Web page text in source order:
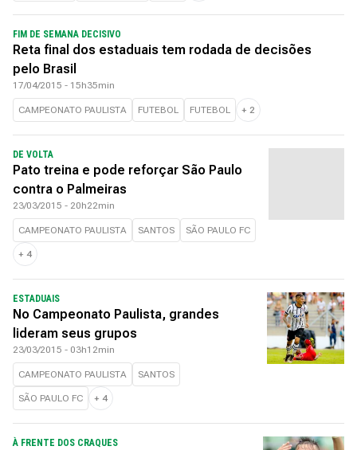
FIM DE SEMANA DECISIVO
Reta final dos estaduais tem rodada de decisões
pelo Brasil
17/04/2015 - 15h35min
CAMPEONATO PAULISTA FUTEBOL FUTEBOL + 2
DE VOLTA
Pato treina e pode reforçar São Paulo
contra o Palmeiras
23/03/2015 - 20h22min
CAMPEONATO PAULISTA SANTOS SÃO PAULO FC
+ 4
ESTADUAIS
No Campeonato Paulista, grandes
lideram seus grupos
23/03/2015 - 03h12min
CAMPEONATO PAULISTA SANTOS
SÃO PAULO FC + 4
À FRENTE DOS CRAQUES